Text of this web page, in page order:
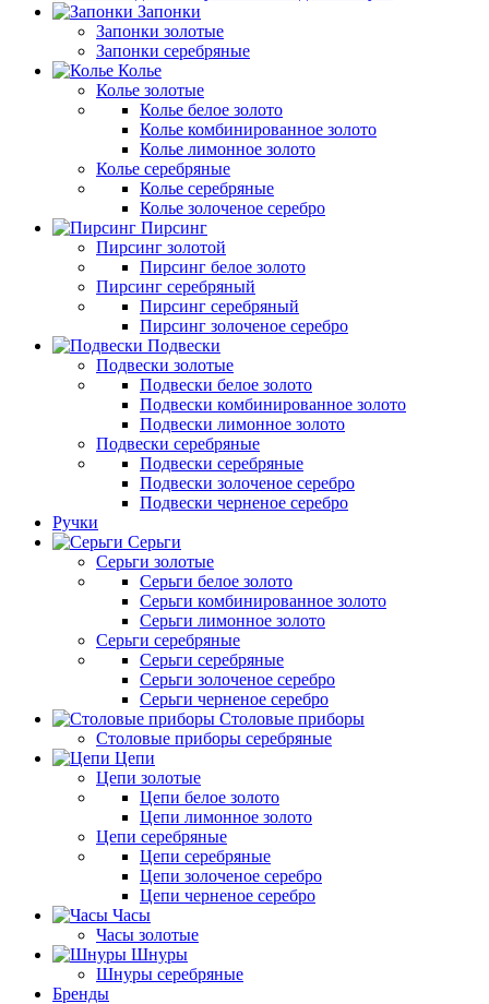
Запонки
Запонки золотые
Запонки серебряные
Колье
Колье золотые
Колье белое золото
Колье комбинированное золото
Колье лимонное золото
Колье серебряные
Колье серебряные
Колье золоченое серебро
Пирсинг
Пирсинг золотой
Пирсинг белое золото
Пирсинг серебряный
Пирсинг серебряный
Пирсинг золоченое серебро
Подвески
Подвески золотые
Подвески белое золото
Подвески комбинированное золото
Подвески лимонное золото
Подвески серебряные
Подвески серебряные
Подвески золоченое серебро
Подвески черненое серебро
Ручки
Серьги
Серьги золотые
Серьги белое золото
Серьги комбинированное золото
Серьги лимонное золото
Серьги серебряные
Серьги серебряные
Серьги золоченое серебро
Серьги черненое серебро
Столовые приборы
Столовые приборы серебряные
Цепи
Цепи золотые
Цепи белое золото
Цепи лимонное золото
Цепи серебряные
Цепи серебряные
Цепи золоченое серебро
Цепи черненое серебро
Часы
Часы золотые
Шнуры
Шнуры серебряные
Бренды